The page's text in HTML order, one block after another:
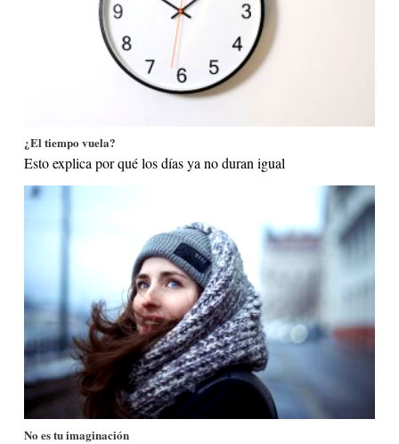
¿El tiempo vuela?
Esto explica por qué los días ya no duran igual
No es tu imaginación